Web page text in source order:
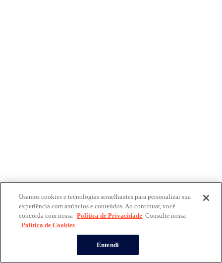
Usamos cookies e tecnologias semelhantes para personalizar sua
experiência com anúncios e conteúdos. Ao continuar, você
concorda com nossa Política de Privacidade. Consulte nossa
Política de Cookies
Entendi